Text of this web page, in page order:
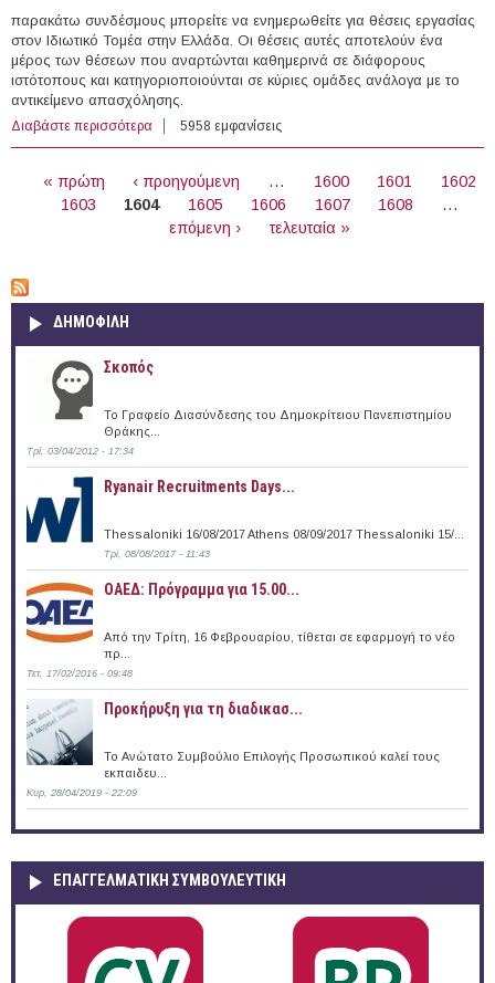
παρακάτω συνδέσμους μπορείτε να ενημερωθείτε για θέσεις εργασίας
στον Ιδιωτικό Τομέα στην Ελλάδα. Οι θέσεις αυτές αποτελούν ένα
μέρος των θέσεων που αναρτώνται καθημερινά σε διάφορους
ιστότοπους και κατηγοριοποιούνται σε κύριες ομάδες ανάλογα με το
αντικείμενο απασχόλησης.
Διαβάστε περισσότερα για 222 θέσεις εργασίας στον Ιδιωτικό Τομέα στην
Ελλάδα (07/02/2017)
5958 εμφανίσεις
« πρώτη ‹ προηγούμενη … 1600 1601
1602
1603
1604 1605 1606 1607 1608
…
επόμενη ›
τελευταία »
ΔΗΜΟΦΙΛΗ
Σκοπός
Το Γραφείο Διασύνδεσης του Δημοκρίτειου Πανεπιστημίου
Θράκης...
Τρί, 03/04/2012 - 17:34
Ryanair Recruitments Days...
Thessaloniki 16/08/2017 Athens 08/09/2017 Thessaloniki 15/...
Τρί, 08/08/2017 - 11:43
ΟΑΕΔ: Πρόγραμμα για 15.00...
Από την Τρίτη, 16 Φεβρουαρίου, τίθεται σε εφαρμογή το νέο
πρ...
Τετ, 17/02/2016 - 09:48
Προκήρυξη για τη διαδικασ...
Το Ανώτατο Συμβούλιο Επιλογής Προσωπικού καλεί τους
εκπαιδευ...
Κυρ, 28/04/2019 - 22:09
ΕΠΑΓΓΕΛΜΑΤΙΚΉ ΣΥΜΒΟΥΛΕΥΤΙΚΉ